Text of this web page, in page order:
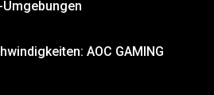
AOC GAMING